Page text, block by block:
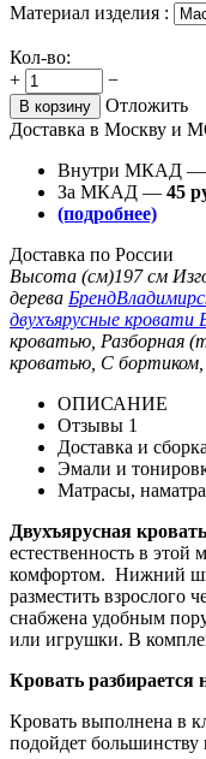
Материал изделия :
Кол-во:
+
−
В корзину
Отложить
Доставка в Москву и
Внутри МКАД —
За МКАД — 45
(подробнее)
Доставка по России
Высота (см)197 см
дерева Бренд
двухъярусные
кроватью, Разборная
кроватью, С
ОПИСАНИЕ
Отзывы 1
Доставка и сборка
Эмали и
Матрасы,
Двухъярусная
естественность в этой
комфортом. Нижний
разместить взрослого
снабжена удобным
или игрушки. В
Кровать разбирается
Кровать выполнена в
подойдет большинству